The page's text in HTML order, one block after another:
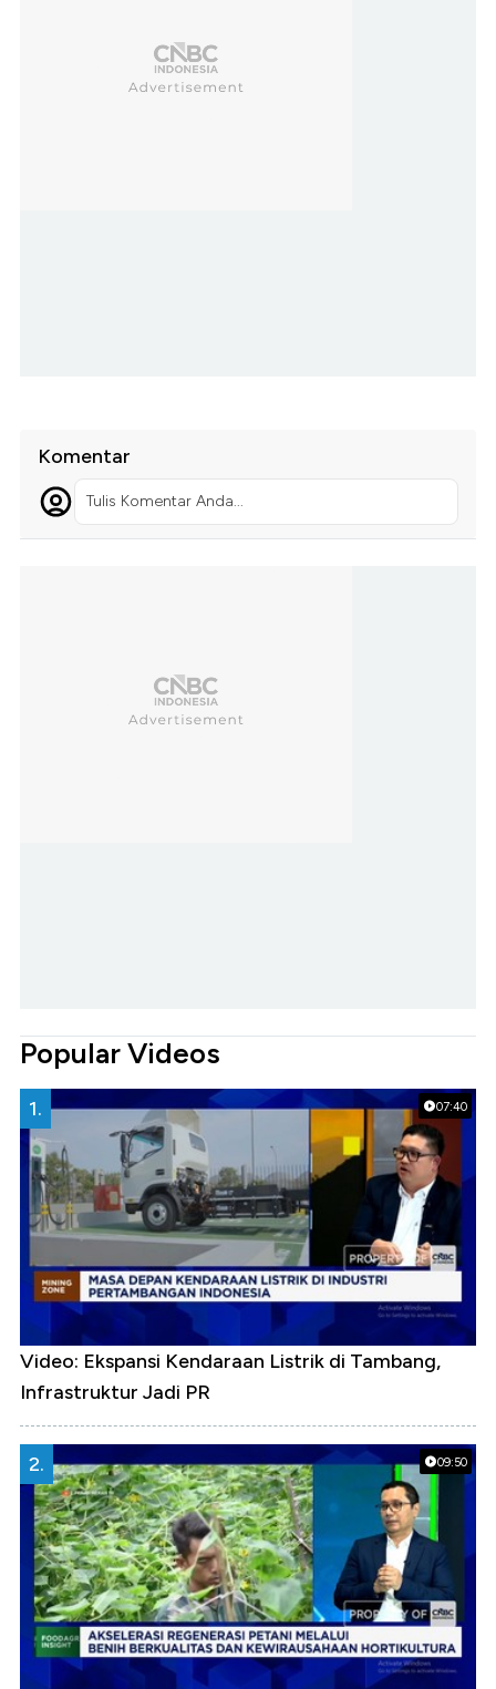
Komentar
Tulis Komentar Anda...
Popular Videos
07:40
1.
Video: Ekspansi Kendaraan Listrik di Tambang,
Infrastruktur Jadi PR
09:50
2.